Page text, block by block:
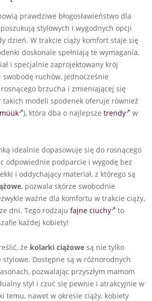
prawdziwe błogosławieństwo dla
stylowych i wygodnych opcji
dzień. W trakcie ciąży komfort staje się
doskonale spełniają te wymagania.
i specjalnie zaprojektowany krój
ruchów, jednocześnie
brzucha i zmieniającej się
takich modeli spodenek oferuje również
), która dba o najlepsze trendy
w
idealnie dopasowuje się do rosnącego
odpowiednie podparcie i wygodę bez
i oddychający materiał, z którego są
, pozwala skórze swobodnie
ważne dla komfortu w trakcie ciąży,
dni. Tego rodzaju fajne ciuchy
to
każdej kobiety!
że kolarki ciążowe są nie tylko
stylowe. Dostępne są w różnorodnych
pozwalając przyszłym mamom
styl i czuć się pewnie i atrakcyjnie w
temu, nawet w okresie ciąży, kobiety